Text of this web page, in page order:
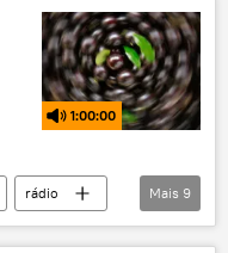
São Paulo
1:00:00
rádio
Mais 9